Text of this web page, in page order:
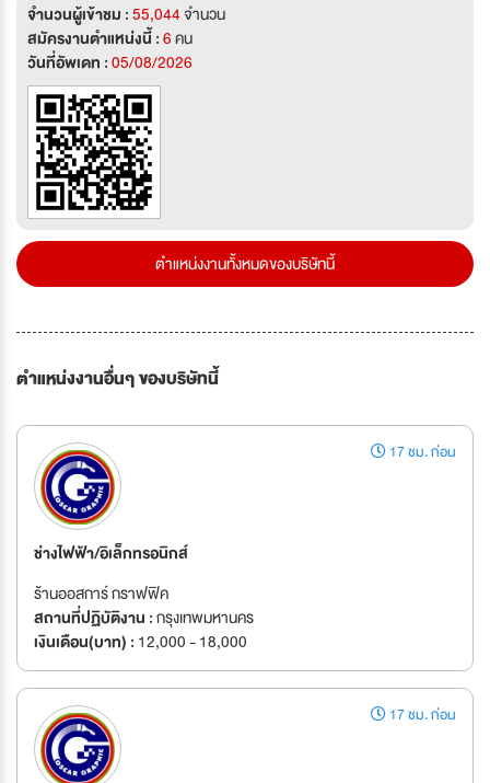
จำนวนผู้เข้าชม :55,044จำนวน
สมัครงานตำแหน่งนี้ :6คน
วันที่อัพเดท :05/08/2026
ตำแหน่งงานทั้งหมดของบริษัทนี้
ตำแหน่งงานอื่นๆ ของบริษัทนี้
17 ชม. ก่อน
ช่างไฟฟ้า/อิเล็กทรอนิกส์
ร้านออสการ์ กราฟฟิค
สถานที่ปฏิบัติงาน :กรุงเทพมหานคร
เงินเดือน(บาท) : 12,000 - 18,000
17 ชม. ก่อน